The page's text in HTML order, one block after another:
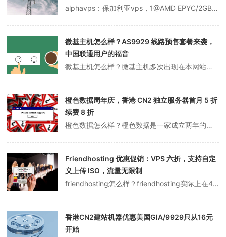
alphavps：保加利亚vps，1@AMD EPYC/2GB内存/10GB NVMe空间/1TB流量/1Gbps端口/KVM,€3.99/月。alphavps怎么样？alphavps是2013年成立的美国主机公司(VAT: BG20282677)提供VPS、独立服务器等。现在有几款保加利亚KVM VPS，C...
微基主机怎么样？AS9929 线路预售套餐来袭，
中国联通用户的福音
微基主机怎么样？微基主机多次出现在本网站的文章中，原名50OVZ和50KVM，去年合并平台后更名为微基主机，商家销售商的产品也非常全面，VPS、所有的虚拟主机和独立服务器都有。最近商家推出了洛杉矶AS9929线的预售套餐。前段时间火爆的AS4837已经跨越，晚高峰也是卡的致命。目前，中国联通的AS9929线路...
橙色数据周年庆，香港 CN2 独立服务器首月 5 折
续费 8 折
橙色数据怎么样？橙色数据是一家成立两年的中国主机企业。商家销售独立服务器和VPS等服务。机房包括中国金化/枣庄/香港、洛杉矶和日本。从昨天开始，商家开始了为期10天的周年纪念活动。从独立服务器到VPS，都有折扣。香港CN2独立服务器首月有50%的折扣和80%的续费。需要安全站的用户可以选择。点击进入：官方网站...
Friendhosting 优惠促销：VPS 六折，支持自定
义上传 ISO，流量无限制
friendhosting怎么样？friendhosting实际上在4月4日发布了所谓的网站管理员哭笑不得的优惠促销信息“404” NOT FOUND”。8个机房的VPS一直持续到4月19日，全部6折，低至10欧元半年。更有特色的是，除了支持传统的Linux等系统外，官方支持自定义上传ISO，你可以自己做；此...
香港CN2建站机器优惠美国GIA/9929只从16元
开始